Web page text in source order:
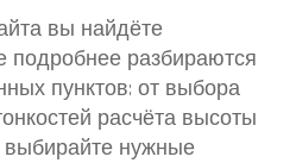
вы найдёте
подробнее разбираются
пунктов: от выбора
расчёта высоты
выбирайте нужные